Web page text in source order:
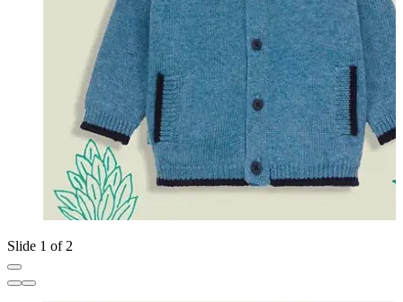
Slide 1 of 2